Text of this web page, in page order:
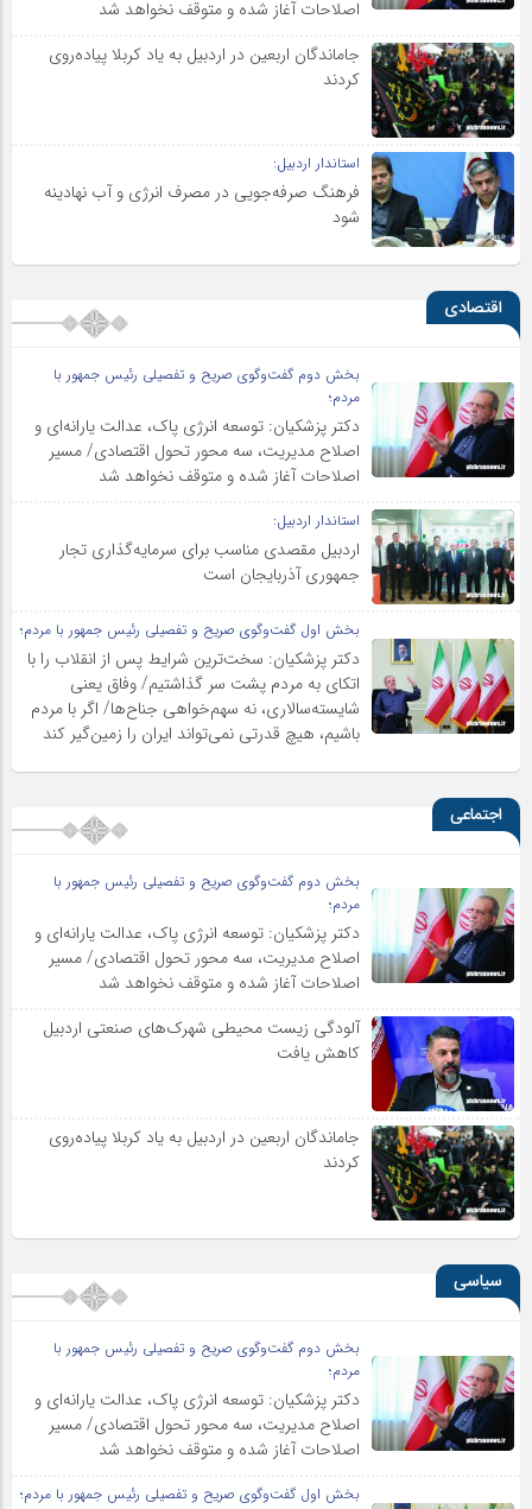
اصلاحات آغاز شده و متوقف نخواهد شد
جاماندگان اربعین در اردبیل به یاد کربلا پیاده‌روی
کردند
استاندار اردبیل:
فرهنگ صرفه‌جویی در مصرف انرژی و آب نهادینه
شود
اقتصادی
بخش دوم گفت‌وگوی صریح و تفصیلی رئیس جمهور با
مردم؛
دکتر پزشکیان: توسعه انرژی پاک، عدالت یارانه‌ای و
اصلاح مدیریت، سه محور تحول اقتصادی/ مسیر
اصلاحات آغاز شده و متوقف نخواهد شد
استاندار اردبیل:
اردبیل مقصدی مناسب برای سرمایه‌گذاری تجار
جمهوری آذربایجان است
بخش اول گفت‌وگوی صریح و تفصیلی رئیس جمهور با مردم؛
دکتر پزشکیان: سخت‌ترین شرایط پس از انقلاب را با
اتکای به مردم پشت سر گذاشتیم/ وفاق یعنی
شایسته‌سالاری، نه سهم‌خواهی جناح‌ها/ اگر با مردم
باشیم، هیچ قدرتی نمی‌تواند ایران را زمین‌گیر کند
اجتماعی
بخش دوم گفت‌وگوی صریح و تفصیلی رئیس جمهور با
مردم؛
دکتر پزشکیان: توسعه انرژی پاک، عدالت یارانه‌ای و
اصلاح مدیریت، سه محور تحول اقتصادی/ مسیر
اصلاحات آغاز شده و متوقف نخواهد شد
آلودگی زیست محیطی شهرک‌های صنعتی اردبیل
کاهش یافت
جاماندگان اربعین در اردبیل به یاد کربلا پیاده‌روی
کردند
سیاسی
بخش دوم گفت‌وگوی صریح و تفصیلی رئیس جمهور با
مردم؛
دکتر پزشکیان: توسعه انرژی پاک، عدالت یارانه‌ای و
اصلاح مدیریت، سه محور تحول اقتصادی/ مسیر
اصلاحات آغاز شده و متوقف نخواهد شد
بخش اول گفت‌وگوی صریح و تفصیلی رئیس جمهور با مردم؛